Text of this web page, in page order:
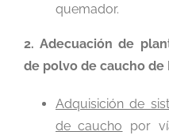
quemador.
2. Adecuación de
de polvo de caucho de
Adquisición de
de caucho por